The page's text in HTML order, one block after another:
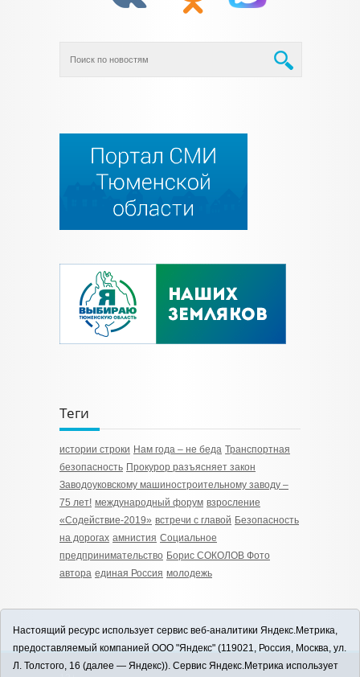
Теги
истории строки Нам года – не беда Транспортная
безопасность Прокурор разъясняет закон
Заводоуковскому машиностроительному заводу –
75 лет! международный форум взросление
«Содействие-2019» встречи с главой Безопасность
на дорогах амнистия Социальное
предпринимательство Борис СОКОЛОВ Фото
автора единая Россия молодежь
Настоящий ресурс использует сервис веб-аналитики Яндекс.Метрика,
предоставляемый компанией ООО "Яндекс" (119021, Россия, Москва, ул.
Л. Толстого, 16 (далее — Яндекс)). Сервис Яндекс.Метрика использует